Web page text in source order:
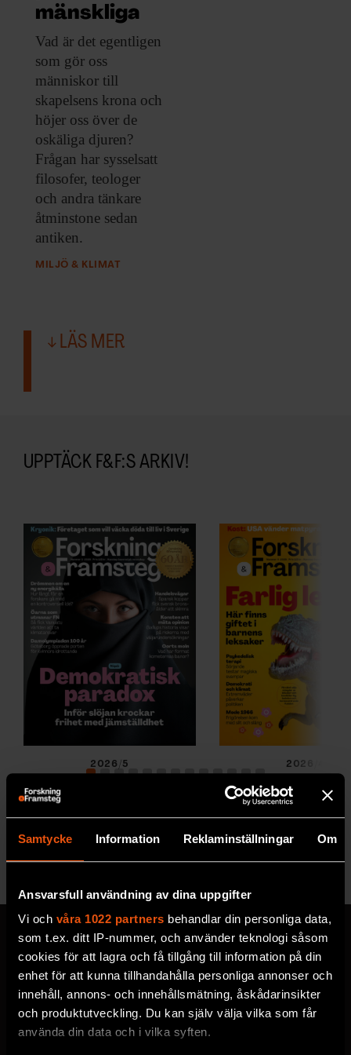
Samtycke Information Reklaminställningar Om
Ansvarsfull användning av dina uppgifter
Vi och våra 1022 partners behandlar din personliga data,
som t.ex. ditt IP-nummer, och använder teknologi såsom
cookies för att lagra och få tillgång till information på din
enhet för att kunna tillhandahålla personliga annonser och
innehåll, annons- och innehållsmätning, åskådarinsikter
och produktutveckling. Du kan själv välja vilka som får
använda din data och i vilka syften.
ARKIV & E-TIDNING
LYSSNA/PODD
EVENEMANG & RESOR
SHOP
KONTAKTA F&F
SKRIV I F&F
PRENUMERERA PÅ F&F
OM F&F
mänskliga
Vad är det egentligen
som gör oss
människor till
skapelsens krona och
höjer oss över de
oskäliga djuren?
Frågan har sysselsatt
filosofer, teologer
och andra tänkare
åtminstone sedan
antiken.
MILJÖ & KLIMAT
LÄS MER
UPPTÄCK F&F:S ARKIV!
2026/5 2026/4
Se alla utgåvor
MISSA ALDRIG EN NYHET
Prenumerera på F&F:s